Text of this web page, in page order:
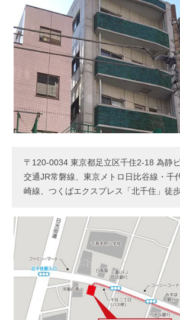
〒120-0034 東京都足立区千住2-18 為静
交通JR常磐線、東京メトロ日比谷線・千
崎線、つくばエクスプレス「北千住」徒